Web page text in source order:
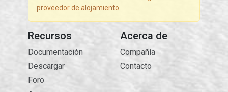
proveedor de alojamiento.
Recursos
Documentación
Descargar
Foro
Acerca de
Compañía
Contacto